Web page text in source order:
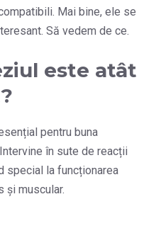
Mai bine, ele se
Să vedem de ce.
este atât
pentru buna
în sute de reacții
special la funcționarea
și muscular.